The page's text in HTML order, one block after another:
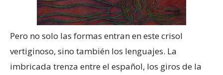
Pero no solo las formas entran en este crisol
vertiginoso, sino también los lenguajes. La
imbricada trenza entre el español, los giros de la